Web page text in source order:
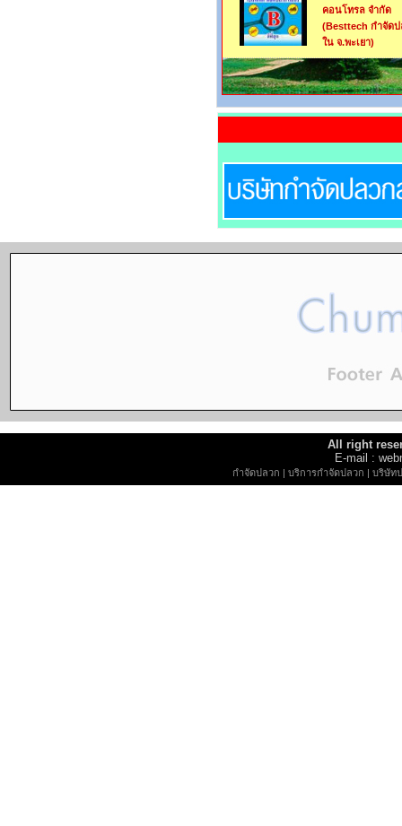
คอนโทรล จำกัด
(Besttech กำจัดป
ใน จ.พะเยา)
All right
E-mail :
กำจัดปลวก | บริการกำจัดปลวก | บริษัท